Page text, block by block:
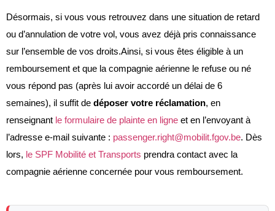
Désormais, si vous vous retrouvez dans une situation de retard
ou d’annulation de votre vol, vous avez déjà pris connaissance
sur l’ensemble de vos droits.Ainsi, si vous êtes éligible à un
remboursement et que la compagnie aérienne le refuse ou né
vous répond pas (après lui avoir accordé un délai de 6
semaines), il suffit de déposer votre réclamation, en
renseignant le formulaire de plainte en ligne et en l’envoyant à
l’adresse e-mail suivante : passenger.right@mobilit.fgov.be. Dès
lors, le SPF Mobilité et Transports prendra contact avec la
compagnie aérienne concernée pour vous remboursement.